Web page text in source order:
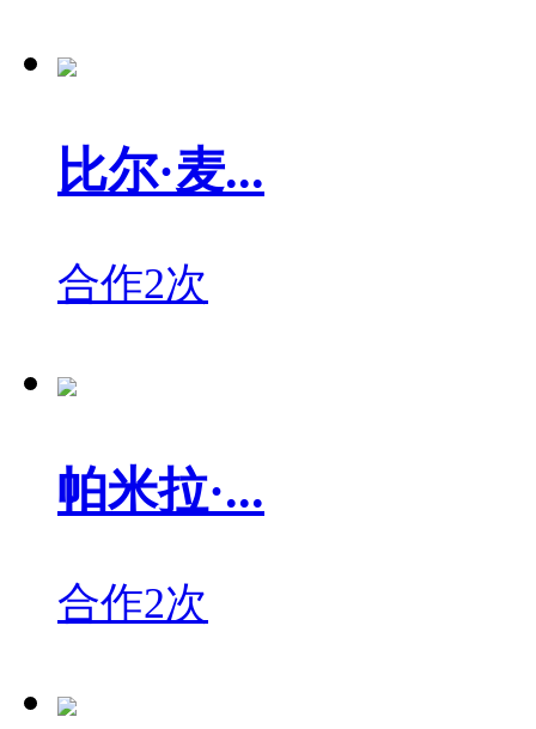
比尔·麦...
合作2次
帕米拉·...
合作2次